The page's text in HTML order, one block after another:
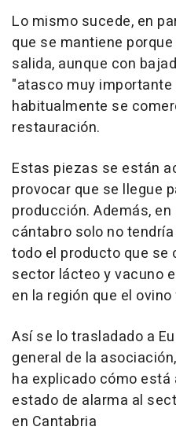
Lo mismo sucede, en
que se mantiene
salida, aunque con
"atasco muy
habitualmente se
restauración.
Estas piezas se están
provocar que se llegue
producción. Además,
cántabro solo no
todo el producto que se
sector lácteo y vacuno
en la región que el
Así se lo trasladado a
general de la
ha explicado cómo
estado de alarma al
en Cantabria